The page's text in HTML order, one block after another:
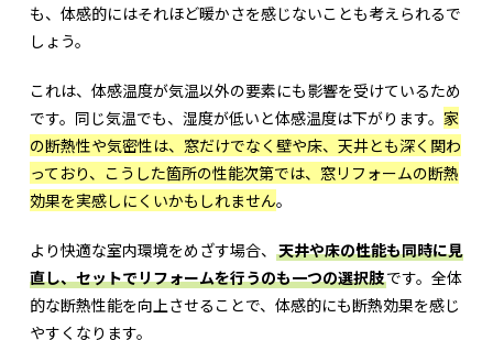
も、体感的にはそれほど暖かさを感じないことも考えられるで
しょう。
これは、体感温度が気温以外の要素にも影響を受けているため
です。同じ気温でも、湿度が低いと体感温度は下がります。 家
の断熱性や気密性は、窓だけでなく壁や床、天井とも深く関わ
っており、こうした箇所の性能次第では、窓リフォームの断熱
効果を実感しにくいかもしれません。
より快適な室内環境をめざす場合、 天井や床の性能も同時に見
直し、セットでリフォームを行うのも一つの選択肢です。全体
的な断熱性能を向上させることで、体感的にも断熱効果を感じ
やすくなります。